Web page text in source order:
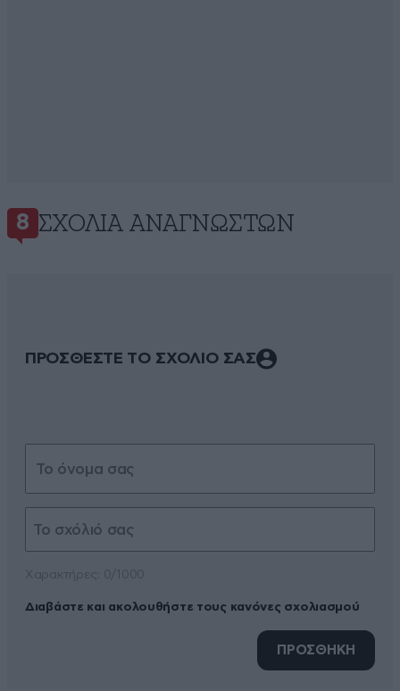
8 ΣΧΌΛΙΑ ΑΝΑΓΝΩΣΤΏΝ
ΠΡΟΣΘΕΣΤΕ ΤΟ ΣΧΟΛΙΟ ΣΑΣ
Διαβάστε και ακολουθήστε τους κανόνες σχολιασμού
ΠΡΟΣΘΗΚΗ